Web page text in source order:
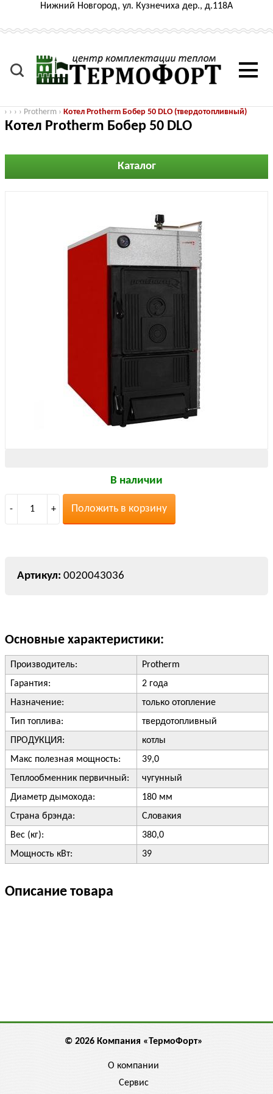
Нижний Новгород, ул. Кузнечиха дер., д.118А
› › › › Protherm › Котел Protherm Бобер 50 DLO (твердотопливный)
Котел Protherm Бобер 50 DLO
Каталог
В наличии
- 1 + Положить в корзину
0020043036
Основные характеристики:
Производитель:
Protherm
Гарантия:
2 года
Назначение:
только отопление
Тип топлива:
твердотопливный
ПРОДУКЦИЯ:
котлы
Макс полезная мощность:
39,0
Теплообменник первичный:
чугунный
Диаметр дымохода:
180 мм
Страна брэнда:
Словакия
Вес (кг):
380,0
Мощность кВт:
39
Описание товара
© 2026 Компания «ТермоФорт»
О компании
Сервис